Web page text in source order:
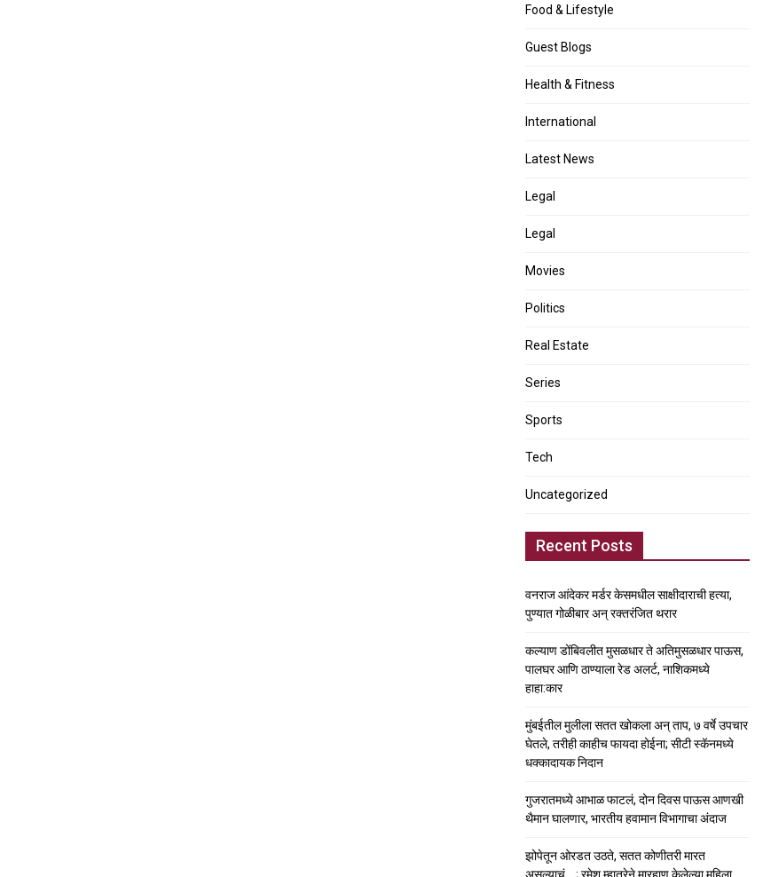
Food & Lifestyle
Guest Blogs
Health & Fitness
International
Latest News
Legal
Legal
Movies
Politics
Real Estate
Series
Sports
Tech
Uncategorized
Recent Posts
वनराज आंदेकर मर्डर केसमधील साक्षीदाराची हत्या,
पुण्यात गोळीबार अन् रक्तरंजित थरार
कल्याण डोंबिवलीत मुसळधार ते अतिमुसळधार पाऊस,
पालघर आणि ठाण्याला रेड अलर्ट, नाशिकमध्ये
हाहा:कार
मुंबईतील मुलीला सतत खोकला अन् ताप, ७ वर्षे उपचार
घेतले, तरीही काहीच फायदा होईना; सीटी स्कॅनमध्ये
धक्कादायक निदान
गुजरातमध्ये आभाळ फाटलं, दोन दिवस पाऊस आणखी
थैमान घालणार, भारतीय हवामान विभागाचा अंदाज
झोपेतून ओरडत उठते, सतत कोणीतरी मारत